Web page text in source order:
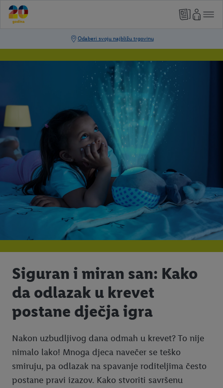
Siguran i miran san: Kako
da odlazak u krevet
postane dječja igra
Nakon uzbudljivog dana odmah u krevet? To nije
nimalo lako! Mnoga djeca navečer se teško
smiruju, pa odlazak na spavanje roditeljima često
postane pravi izazov. Kako stvoriti savršenu